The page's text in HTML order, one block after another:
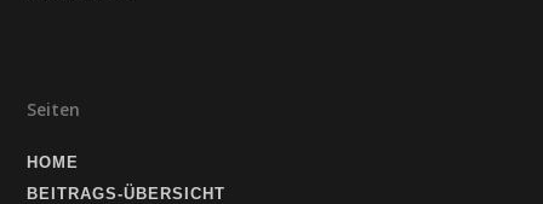
Seiten
HOME
BEITRAGS-ÜBERSICHT